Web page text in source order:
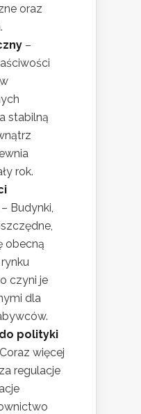
oraz
–
stabilną
rok.
– Budynki,
obecną
czyni je
dla
polityki
więcej
regulacje